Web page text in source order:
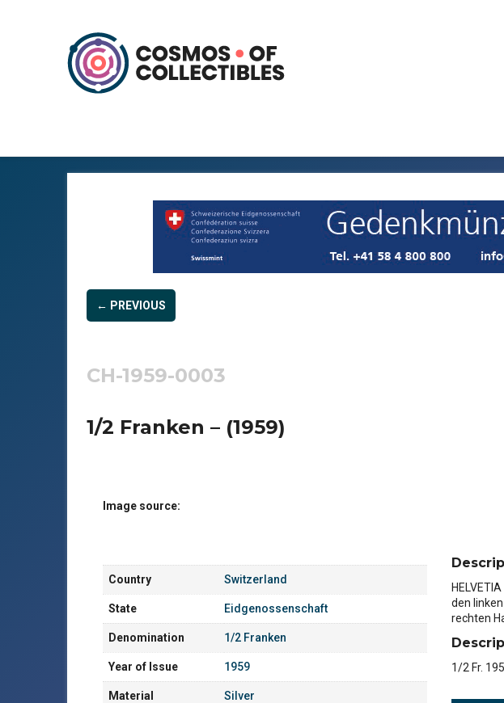
← PREVIOUS
CH-1959-0003
1/2 Franken – (1959)
Image source:
Country Switzerland
State Eidgenossenschaft
Denomination 1/2 Franken
Year of Issue 1959
Material Silver
den
rechten
1/2 Fr.